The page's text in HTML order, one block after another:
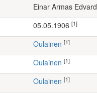
Einar Armas Edvard
05.05.1906 [1]
Oulainen [1]
Oulainen [1]
Oulainen [1]